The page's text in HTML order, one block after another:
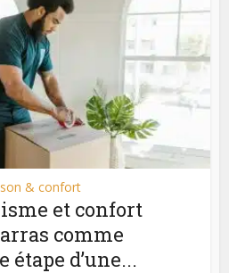
& confort
et confort
comme
étape d’une...